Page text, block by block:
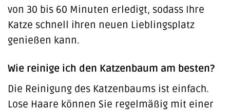
von 30 bis 60 Minuten erledigt, sodass Ihre
Katze schnell ihren neuen Lieblingsplatz
genießen kann.
Wie reinige ich den Katzenbaum am besten?
Die Reinigung des Katzenbaums ist einfach.
Lose Haare können Sie regelmäßig mit einer